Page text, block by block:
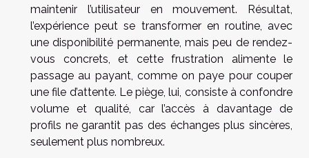
maintenir l’utilisateur en mouvement. Résultat,
l’expérience peut se transformer en routine, avec
une disponibilité permanente, mais peu de rendez-
vous concrets, et cette frustration alimente le
passage au payant, comme on paye pour couper
une file d’attente. Le piège, lui, consiste à confondre
volume et qualité, car l’accès à davantage de
profils ne garantit pas des échanges plus sincères,
seulement plus nombreux.